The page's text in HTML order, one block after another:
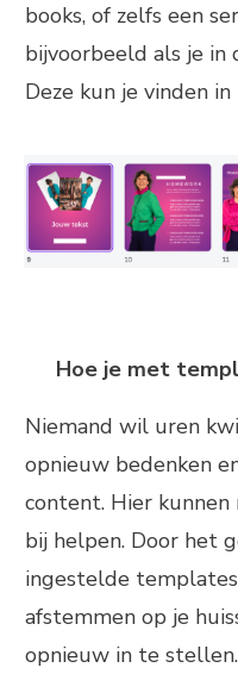
books, of zelfs een
bijvoorbeeld als je
Deze kun je vinden in
Hoe je met
Niemand wil uren
opnieuw bedenken
content. Hier kunnen
bij helpen. Door het
ingestelde
afstemmen op je
opnieuw in te stellen.